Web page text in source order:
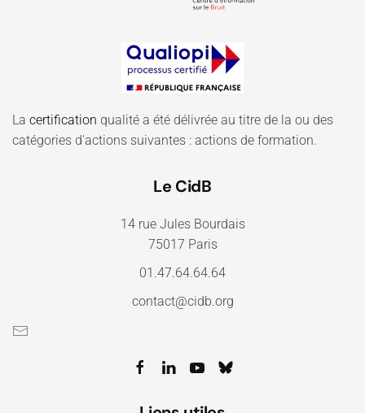
La certification qualité a été délivrée au titre de la ou des
catégories d'actions suivantes : actions de formation.
Le CidB
14 rue Jules Bourdais
75017 Paris
01.47.64.64.64
contact@cidb.org